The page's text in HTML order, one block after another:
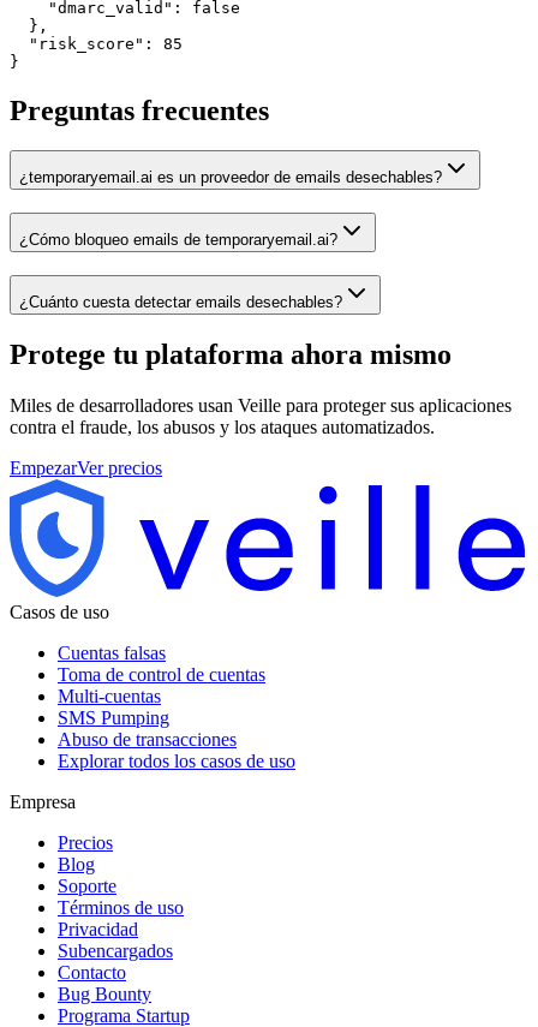
    "dmarc_valid": false
  },
  "risk_score": 85
}
Preguntas frecuentes
¿temporaryemail.ai es un proveedor de emails desechables?
¿Cómo bloqueo emails de temporaryemail.ai?
¿Cuánto cuesta detectar emails desechables?
Protege tu plataforma ahora mismo
Miles de desarrolladores usan Veille para proteger sus aplicaciones
contra el fraude, los abusos y los ataques automatizados.
EmpezarVer precios
Casos de uso
Cuentas falsas
Toma de control de cuentas
Multi-cuentas
SMS Pumping
Abuso de transacciones
Explorar todos los casos de uso
Empresa
Precios
Blog
Soporte
Términos de uso
Privacidad
Subencargados
Contacto
Bug Bounty
Programa Startup